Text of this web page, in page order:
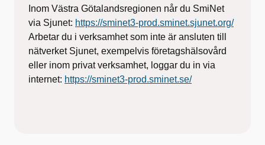
Inom Västra Götalandsregionen når du SmiNet
via Sjunet: https://sminet3-prod.sminet.sjunet.org/
Arbetar du i verksamhet som inte är ansluten till
nätverket Sjunet, exempelvis företagshälsovård
eller inom privat verksamhet, loggar du in via
internet: https://sminet3-prod.sminet.se/